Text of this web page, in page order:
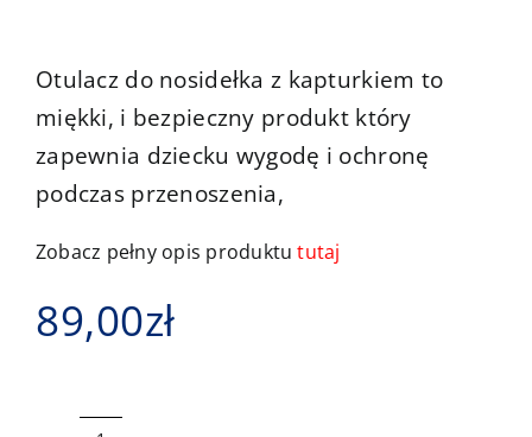
Otulacz do nosidełka z kapturkiem to
miękki, i bezpieczny produkt który
zapewnia dziecku wygodę i ochronę
podczas przenoszenia,
Zobacz pełny opis produktututaj
89,00zł